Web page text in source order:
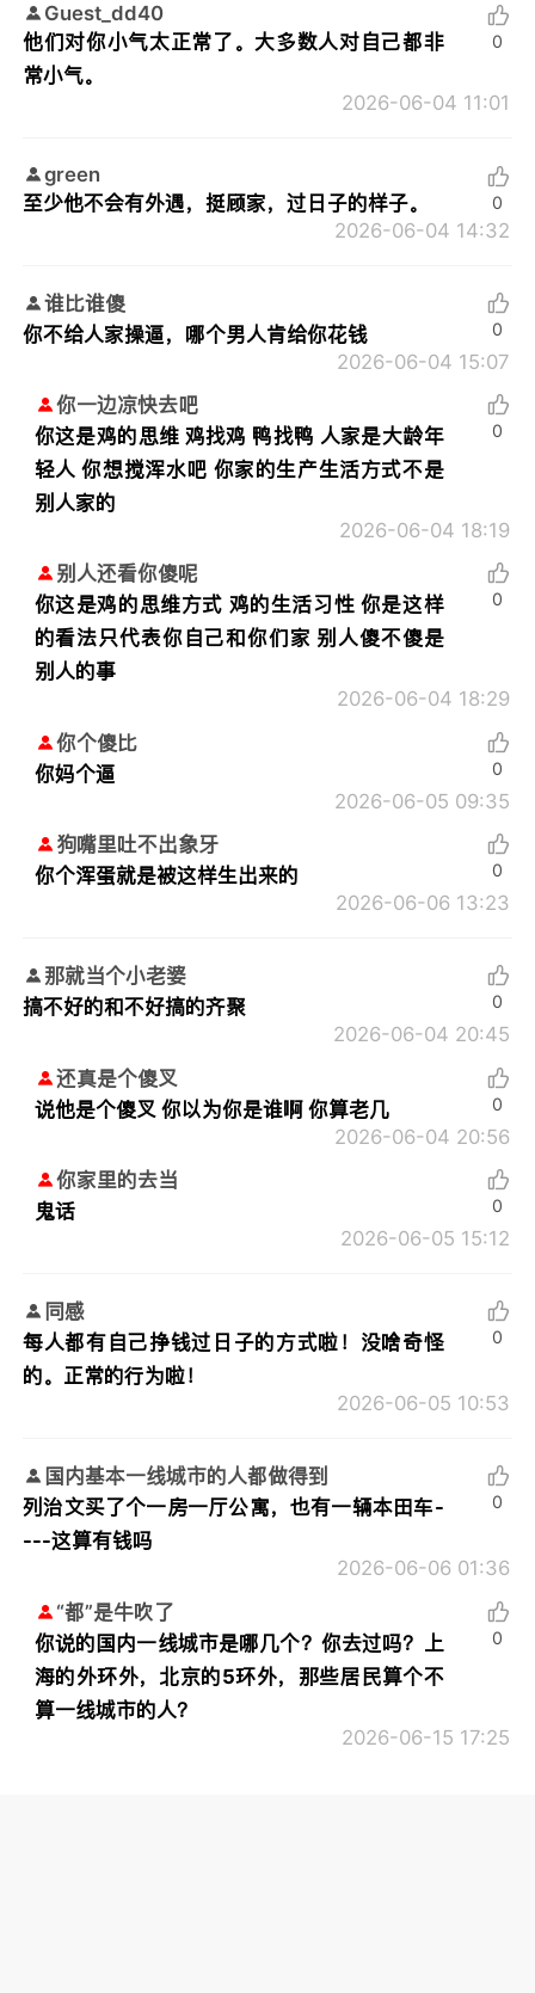
Guest_dd40
他们对你小气太正常了。大多数人对自己都非
常小气。
2026-06-04 11:01
0
green
至少他不会有外遇，挺顾家，过日子的样子。
2026-06-04 14:32
0
谁比谁傻
你不给人家操逼，哪个男人肯给你花钱
2026-06-04 15:07
0
你一边凉快去吧
你这是鸡的思维 鸡找鸡 鸭找鸭 人家是大龄年
轻人 你想搅浑水吧 你家的生产生活方式不是
别人家的
2026-06-04 18:19
0
别人还看你傻呢
你这是鸡的思维方式 鸡的生活习性 你是这样
的看法只代表你自己和你们家 别人傻不傻是
别人的事
2026-06-04 18:29
0
你个傻比
你妈个逼
2026-06-05 09:35
0
狗嘴里吐不出象牙
你个浑蛋就是被这样生出来的
2026-06-06 13:23
0
那就当个小老婆
搞不好的和不好搞的齐聚
2026-06-04 20:45
0
还真是个傻叉
说他是个傻叉 你以为你是谁啊 你算老几
2026-06-04 20:56
0
你家里的去当
鬼话
2026-06-05 15:12
0
同感
每人都有自己挣钱过日子的方式啦！没啥奇怪
的。正常的行为啦！
2026-06-05 10:53
0
国内基本一线城市的人都做得到
列治文买了个一房一厅公寓，也有一辆本田车-
---这算有钱吗
2026-06-06 01:36
0
“都”是牛吹了
你说的国内一线城市是哪几个？你去过吗？上
海的外环外，北京的5环外，那些居民算个不
算一线城市的人？
2026-06-15 17:25
0